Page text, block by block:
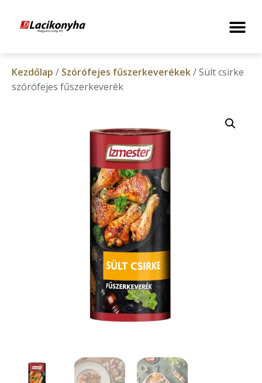
Kezdőlap / Szórófejes fűszerkeverékek/ Sült csirke
szórófejes fűszerkeverék